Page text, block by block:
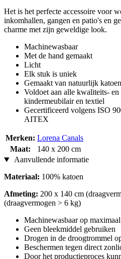
Het is het perfecte accessoire voor
inkomhallen, gangen en patio's en
charme met zijn geweldige look.
Machinewasbaar
Met de hand gemaakt
Licht
Elk stuk is uniek
Gemaakt van natuurlijk katoen
Voldoet aan alle kwaliteits-
kindermeubilair en textiel
Gecertificeerd volgens ISO
AITEX
Merken: Lorena Canals
Maat:
140 x 200 cm
Aanvullende informatie
Materiaal: 100% katoen
Afmeting: 200 x 140 cm
(draagvermogen > 6 kg)
Machinewasbaar op
Geen bleekmiddel gebruiken
Drogen in de droogtrommel
Beschermen tegen direct
Door het productieproces